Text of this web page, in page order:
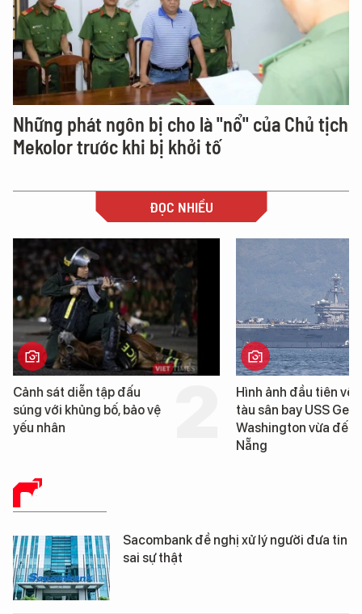
Những phát ngôn bị cho là "nổ" của Chủ tịch
Mekolor trước khi bị khởi tố
ĐỌC NHIỀU
Cảnh sát diễn tập đấu
súng với khủng bố, bảo vệ
yếu nhân
Hình ảnh đầu tiên về
tàu sân bay USS
Washington vừa đến
Nẵng
BÁO CHÍ SỐ
Sacombank đề nghị xử lý người đưa tin
sai sự thật